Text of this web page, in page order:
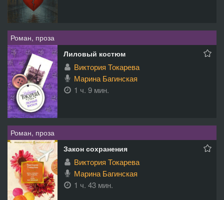
Роман, проза
Лиловый костюм
Виктория Токарева
Марина Багинская
1 ч. 9 мин.
Роман, проза
Закон сохранения
Виктория Токарева
Марина Багинская
1 ч. 43 мин.